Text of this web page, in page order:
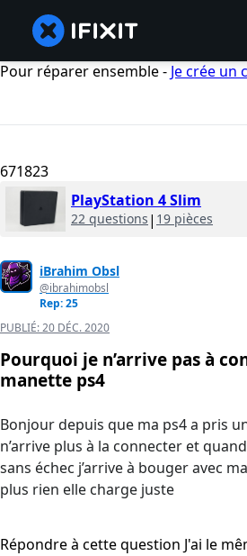
Pour réparer ensemble - Je crée un
671823
PlayStation 4 Slim
22 questions | 19 pièces
iBrahim Obsl
@ibrahimobsl
Rep: 25
PUBLIÉ:20 DÉC. 2020
Pourquoi je n’arrive pas à
manette ps4
Bonjour depuis que ma ps4 a pris
n’arrive plus à la connecter et
sans échec j’arrive à bouger avec
plus rien elle charge juste
Répondre à cette question J'ai le